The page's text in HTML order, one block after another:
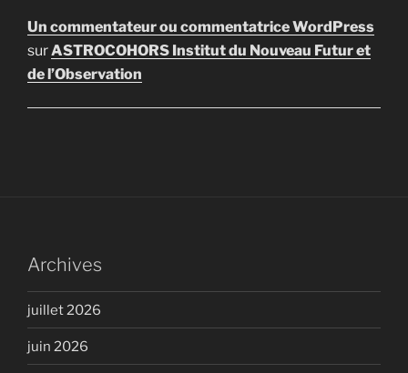
Un commentateur ou commentatrice WordPress
surASTROCOHORS Institut du Nouveau Futur et
de l’Observation
Archives
juillet 2026
juin 2026